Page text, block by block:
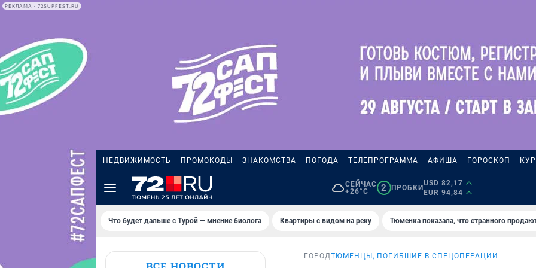
РЕКЛАМА • 72SUPFEST.RU
НЕДВИЖИМОСТЬ ПРОМОКОДЫ ЗНАКОМСТВА ПОГОДА ТЕЛЕПРОГРАММА АФИША ГОРОСКОП
СЕЙЧАС
+26°C
2 ПРОБКИ
USD 82,17
EUR 94,84
Что будет дальше с Турой — мнение биолога Квартиры с видом на реку Тюменка показала, что странного
ГОРОДТЮМЕНЦЫ, ПОГИБШИЕ В СПЕЦОПЕРАЦИИ